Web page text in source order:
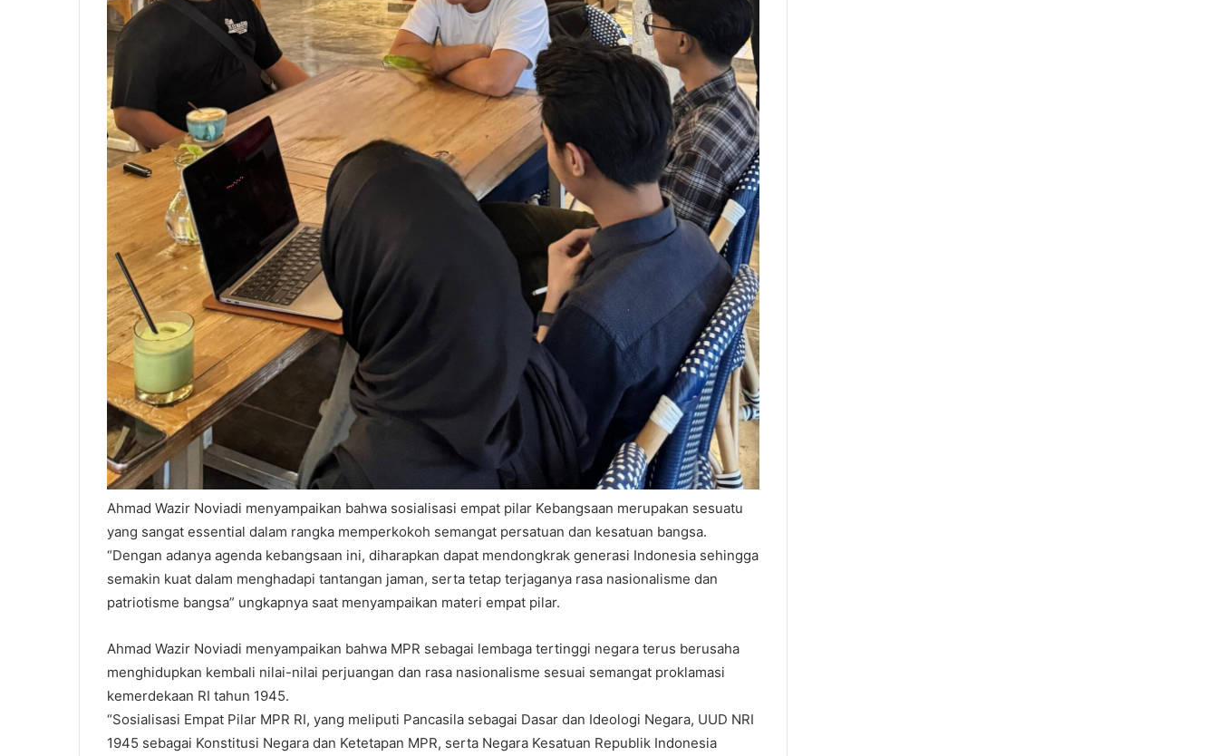
Ahmad Wazir Noviadi menyampaikan bahwa sosialisasi empat pilar Kebangsaan merupakan sesuatu
yang sangat essential dalam rangka memperkokoh semangat persatuan dan kesatuan bangsa.
“Dengan adanya agenda kebangsaan ini, diharapkan dapat mendongkrak generasi Indonesia sehingga
semakin kuat dalam menghadapi tantangan jaman, serta tetap terjaganya rasa nasionalisme dan
patriotisme bangsa” ungkapnya saat menyampaikan materi empat pilar.
Ahmad Wazir Noviadi menyampaikan bahwa MPR sebagai lembaga tertinggi negara terus berusaha
menghidupkan kembali nilai-nilai perjuangan dan rasa nasionalisme sesuai semangat proklamasi
kemerdekaan RI tahun 1945.
“Sosialisasi Empat Pilar MPR RI, yang meliputi Pancasila sebagai Dasar dan Ideologi Negara, UUD NRI
1945 sebagai Konstitusi Negara dan Ketetapan MPR, serta Negara Kesatuan Republik Indonesia